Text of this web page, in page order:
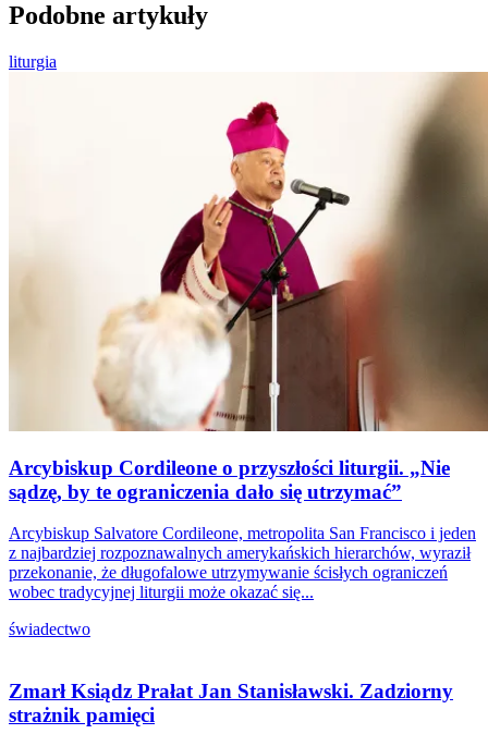
Podobne artykuły
liturgia
Arcybiskup Cordileone o przyszłości liturgii. „Nie
sądzę, by te ograniczenia dało się utrzymać”
Arcybiskup Salvatore Cordileone, metropolita San Francisco i jeden
z najbardziej rozpoznawalnych amerykańskich hierarchów, wyraził
przekonanie, że długofalowe utrzymywanie ścisłych ograniczeń
wobec tradycyjnej liturgii może okazać się...
świadectwo
Zmarł Ksiądz Prałat Jan Stanisławski. Zadziorny
strażnik pamięci